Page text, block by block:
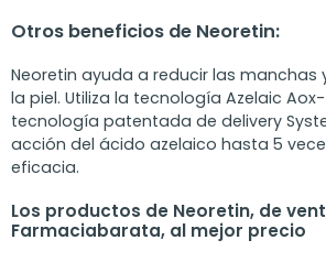
Otros beneficios de Neoretin:
Neoretin ayuda a reducir las manchas
la piel. Utiliza la tecnología Azelaic
tecnología patentada de delivery
acción del ácido azelaico hasta 5
eficacia.
Los productos de Neoretin, de
Farmaciabarata, al mejor precio